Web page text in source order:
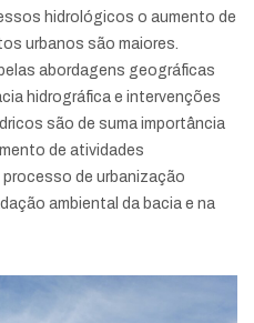
hidrológicos o aumento de
urbanos são maiores.
abordagens geográficas
hidrográfica e intervenções
são de suma importância
de atividades
de urbanização
ambiental da bacia e na